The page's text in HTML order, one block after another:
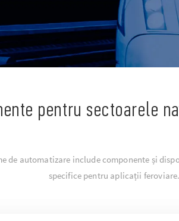
pentru sectoarele
de automatizare include componente și
specifice pentru aplicații feroviare.